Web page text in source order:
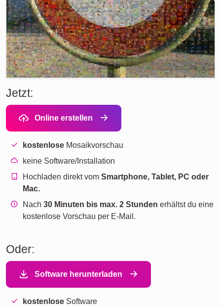
Jetzt:
Online erstellen
kostenlose Mosaikvorschau
keine Software/Installation
Hochladen direkt vomSmartphone, Tablet, PC oder
Mac.
Nach30 Minuten bis max. 2 Stunden erhältst du eine
kostenlose Vorschau per E-Mail.
Oder:
Software herunterladen
kostenlose Software